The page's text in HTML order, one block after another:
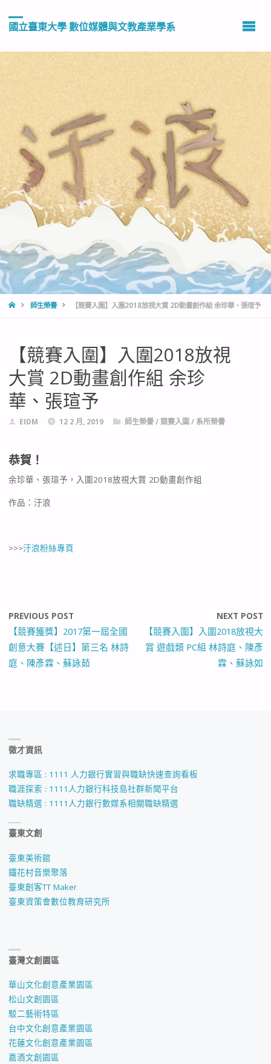
國立臺東大學 數位媒體與文教產業學系
HOME師生榮譽 【競賽入圍】入圍2018放視大賞 2D動畫創作組 余珍華、張瑄予
【競賽入圍】入圍2018放視
大賞 2D動畫創作組 余珍
華、張瑄予
EIDM 12 2 月, 2019 師生榮譽/ 競賽入圍 / 系所榮譽
恭賀！
余珍華、張瑄予，入圍2018放視大賞 2D動畫創作組
作品：汙浪
>>>汙浪粉絲專頁
PREVIOUS POST
【競賽獲獎】2017第一屆全國
創意大賽【述日】第三名 林詩
庭、陳彥霖、蘇詠茹
NEXT POST
【競賽入圍】入圍2018放視大
賞 遊戲類 PC組 林詩庭、陳彥
霖、蘇詠如
徵才資訊
求職專區 : 1111 人力銀行實習與職缺快速查詢看板
職涯探索 : 1111人力銀行科技島社群新聞平台
職缺精選 : 1111人力銀行數媒系相關職缺精選
臺東文創
臺東美術館
鐵花村音樂聚落
臺東創客TT Maker
臺東資策會數位教育研究所
臺灣文創園區
華山文化創意產業園區
松山文創園區
駁二藝術特區
台中文化創意產業園區
花蓮文化創意產業園區
嘉酒文創園區